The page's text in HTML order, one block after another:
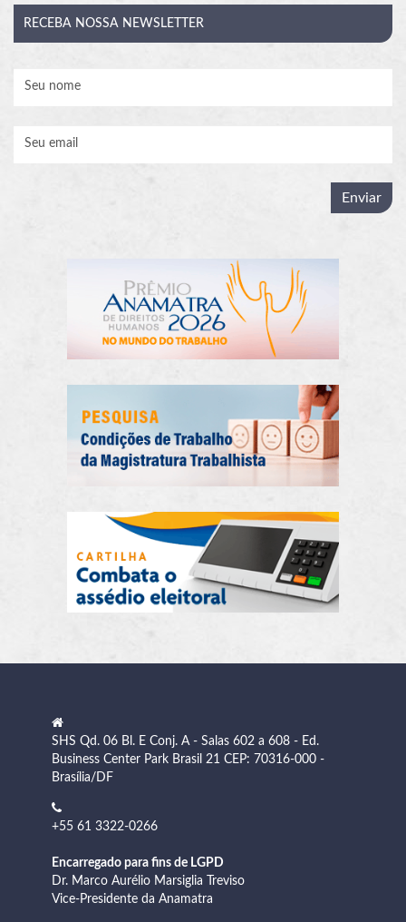
RECEBA NOSSA NEWSLETTER
SHS Qd. 06 Bl. E Conj. A - Salas 602 a 608 - Ed.
Business Center Park Brasil 21 CEP: 70316-000 -
Brasília/DF
+55 61 3322-0266
Encarregado para fins de LGPD
Dr. Marco Aurélio Marsiglia Treviso
Vice-Presidente da Anamatra